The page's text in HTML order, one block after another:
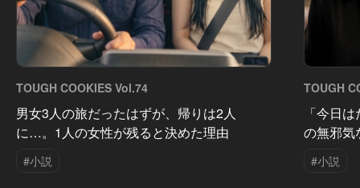
TOUGH COOKIES Vol.74
男女3人の旅だったはずが、帰りは2人
に…。1人の女性が残ると決めた理由
#小説
TOUGH
「今日
の無邪気
#小説